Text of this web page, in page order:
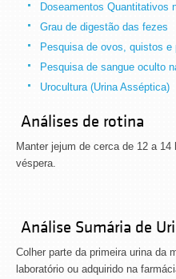
Doseamentos Quantitativos
Grau de digestão das fezes
Pesquisa de ovos, quistos
Pesquisa de sangue oculto
Urocultura (Urina Asséptica)
Análises de rotina
Manter jejum de cerca de 12 a
véspera.
Análise Sumária de
Colher parte da primeira urina da
laboratório ou adquirido na